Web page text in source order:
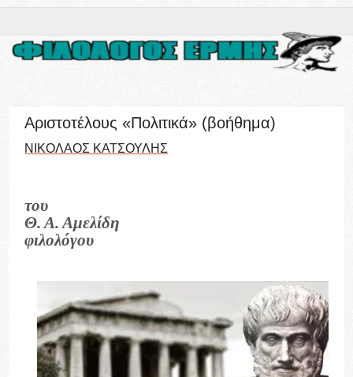
Αριστοτέλους «Πολιτικά» (βοήθημα)
ΝΙΚΟΛΑΟΣ ΚΑΤΣΟΥΛΗΣ
του
Θ. Α. Αμελίδη
φιλολόγου